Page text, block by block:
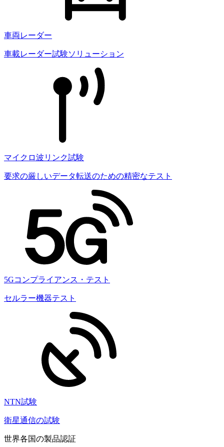
車両レーダー
車載レーダー試験ソリューション
マイクロ波リンク試験
要求の厳しいデータ転送のための精密なテスト
5Gコンプライアンス・テスト
セルラー機器テスト
NTN試験
衛星通信の試験
世界各国の製品認証